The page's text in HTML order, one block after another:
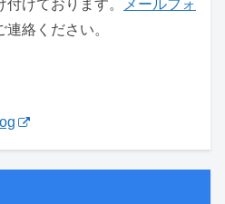
けております。
メールフォ
絡ください。